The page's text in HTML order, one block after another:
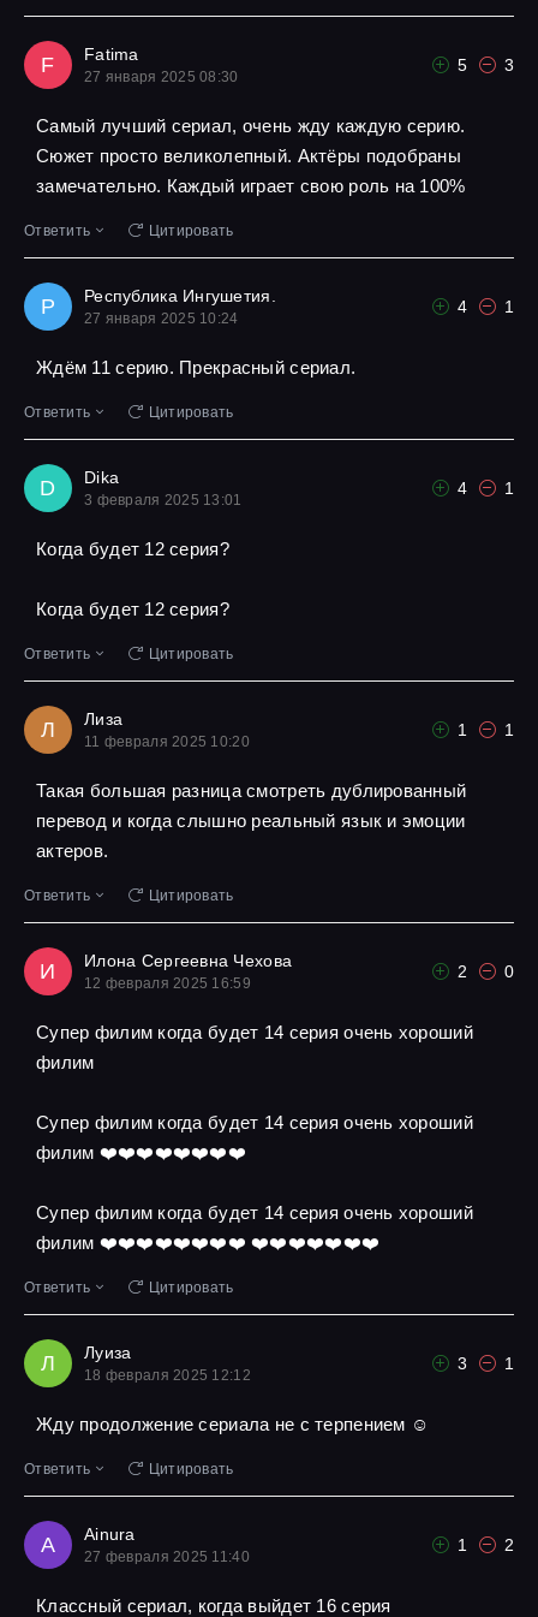
F Fatima
27 января 2025 08:30
5 3
Самый лучший сериал, очень жду каждую серию.
Сюжет просто великолепный. Актёры подобраны
замечательно. Каждый играет свою роль на 100%
Ответить Цитировать
Р Республика Ингушетия.
27 января 2025 10:24
4 1
Ждём 11 серию. Прекрасный сериал.
Ответить Цитировать
D Dika
3 февраля 2025 13:01
4 1
Когда будет 12 серия?
Когда будет 12 серия?
Ответить Цитировать
Л Лиза
11 февраля 2025 10:20
1 1
Такая большая разница смотреть дублированный
перевод и когда слышно реальный язык и эмоции
актеров.
Ответить Цитировать
И Илона Сергеевна Чехова
12 февраля 2025 16:59
2 0
Супер филим когда будет 14 серия очень хороший
филим
Супер филим когда будет 14 серия очень хороший
филим ❤️❤️❤️❤️❤️❤️❤️❤️
Супер филим когда будет 14 серия очень хороший
филим ❤️❤️❤️❤️❤️❤️❤️❤️ ❤️❤️❤️❤️❤️❤️❤️
Ответить Цитировать
Л Луиза
18 февраля 2025 12:12
3 1
Жду продолжение сериала не с терпением ☺
Ответить Цитировать
A Ainura
27 февраля 2025 11:40
1 2
Классный сериал, когда выйдет 16 серия